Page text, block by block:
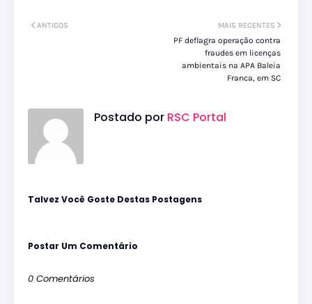
MAIS RECENTES
PF deflagra operação contra
fraudes em licenças
ambientais na APA Baleia
Franca, em SC
ANTIGOS
Postado por RSC Portal
Talvez Você Goste Destas Postagens
Postar Um Comentário
0 Comentários